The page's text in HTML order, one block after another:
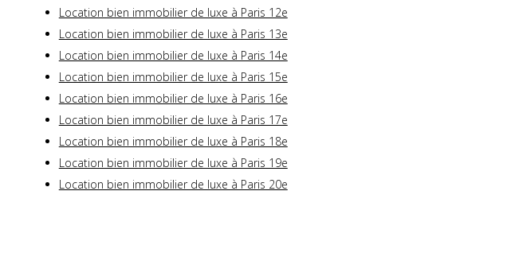
Location bien immobilier de luxe à Paris 12e
Location bien immobilier de luxe à Paris 13e
Location bien immobilier de luxe à Paris 14e
Location bien immobilier de luxe à Paris 15e
Location bien immobilier de luxe à Paris 16e
Location bien immobilier de luxe à Paris 17e
Location bien immobilier de luxe à Paris 18e
Location bien immobilier de luxe à Paris 19e
Location bien immobilier de luxe à Paris 20e